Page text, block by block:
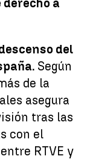
a
del
Según
de la
asegura
tras las
con el
RTVE y